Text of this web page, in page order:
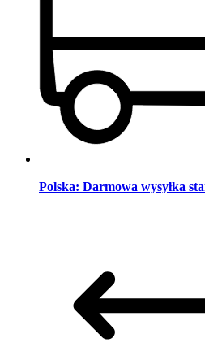
Polska: Darmowa wysyłka